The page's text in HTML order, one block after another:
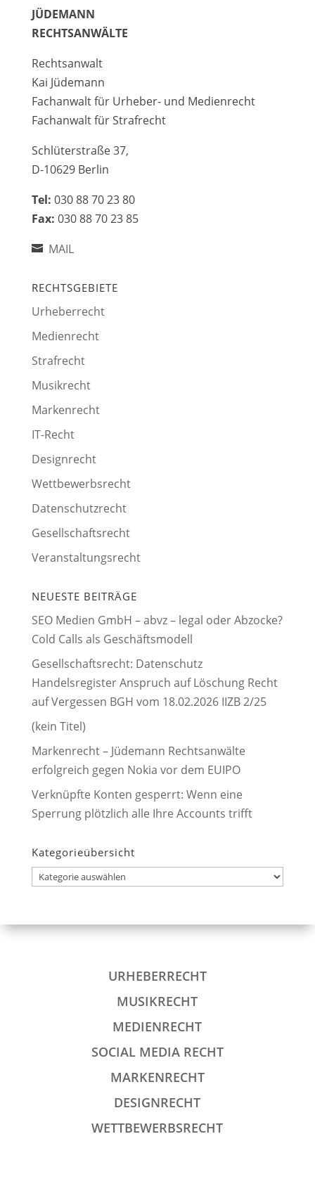
JÜDEMANN
RECHTSANWÄLTE
Rechtsanwalt
Kai Jüdemann
Fachanwalt für Urheber- und Medienrecht
Fachanwalt für Strafrecht
Schlüterstraße 37,
D-10629 Berlin
Tel: 030 88 70 23 80
Fax: 030 88 70 23 85
MAIL
RECHTSGEBIETE
Urheberrecht
Medienrecht
Strafrecht
Musikrecht
Markenrecht
IT-Recht
Designrecht
Wettbewerbsrecht
Datenschutzrecht
Gesellschaftsrecht
Veranstaltungsrecht
NEUESTE BEITRÄGE
SEO Medien GmbH – abvz – legal oder Abzocke?
Cold Calls als Geschäftsmodell
Gesellschaftsrecht: Datenschutz
Handelsregister Anspruch auf Löschung Recht
auf Vergessen BGH vom 18.02.2026 IIZB 2/25
(kein Titel)
Markenrecht – Jüdemann Rechtsanwälte
erfolgreich gegen Nokia vor dem EUIPO
Verknüpfte Konten gesperrt: Wenn eine
Sperrung plötzlich alle Ihre Accounts trifft
Kategorieübersicht
Kategorieübersicht
URHEBERRECHT
MUSIKRECHT
MEDIENRECHT
SOCIAL MEDIA RECHT
MARKENRECHT
DESIGNRECHT
WETTBEWERBSRECHT